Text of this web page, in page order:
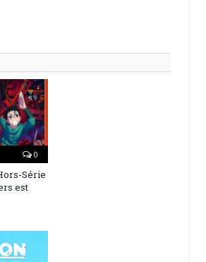
0
Série
est